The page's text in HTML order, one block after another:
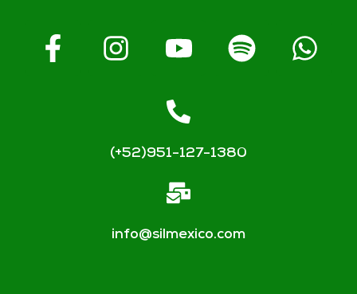
(+52)951-127-1380
info@silmexico.com